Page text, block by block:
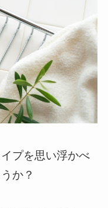
プを思い浮かべ
か？